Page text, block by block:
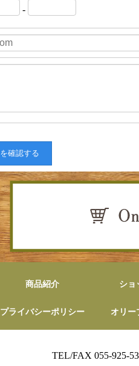
-
商品紹介 ショ
プライバシーポリシー オリー
TEL/FAX 055-925-